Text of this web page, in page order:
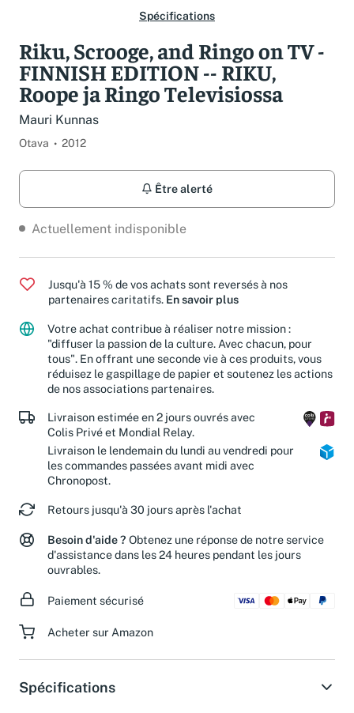
Spécifications
Riku, Scrooge, and Ringo on TV -
FINNISH EDITION -- RIKU,
Roope ja Ringo Televisiossa
Mauri Kunnas
Otava 2012
Être alerté
Actuellement indisponible
Jusqu'à 15 % de vos achats sont reversés à nos
partenaires caritatifs. En savoir plus
Votre achat contribue à réaliser notre mission :
"diffuser la passion de la culture. Avec chacun, pour
tous". En offrant une seconde vie à ces produits, vous
réduisez le gaspillage de papier et soutenez les actions
de nos associations partenaires.
Livraison estimée en 2 jours ouvrés avec
Colis Privé et Mondial Relay.
Livraison le lendemain du lundi au vendredi pour
les commandes passées avant midi avec
Chronopost.
Retours jusqu'à 30 jours après l'achat
Besoin d'aide ? Obtenez une réponse de notre service
d'assistance dans les 24 heures pendant les jours
ouvrables.
Paiement sécurisé
Acheter sur Amazon
Spécifications